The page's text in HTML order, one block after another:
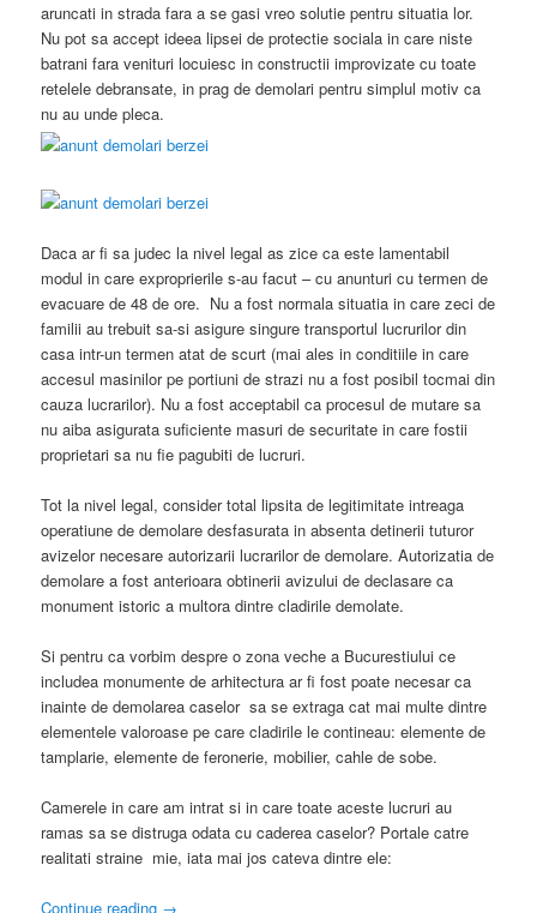
aruncati in strada fara a se gasi vreo solutie pentru situatia lor.
Nu pot sa accept ideea lipsei de protectie sociala in care niste
batrani fara venituri locuiesc in constructii improvizate cu toate
retelele debransate, in prag de demolari pentru simplul motiv ca
nu au unde pleca.
Daca ar fi sa judec la nivel legal as zice ca este lamentabil
modul in care exproprierile s-au facut – cu anunturi cu termen de
evacuare de 48 de ore. Nu a fost normala situatia in care zeci de
familii au trebuit sa-si asigure singure transportul lucrurilor din
casa intr-un termen atat de scurt (mai ales in conditiile in care
accesul masinilor pe portiuni de strazi nu a fost posibil tocmai din
cauza lucrarilor). Nu a fost acceptabil ca procesul de mutare sa
nu aiba asigurata suficiente masuri de securitate in care fostii
proprietari sa nu fie pagubiti de lucruri.
Tot la nivel legal, consider total lipsita de legitimitate intreaga
operatiune de demolare desfasurata in absenta detinerii tuturor
avizelor necesare autorizarii lucrarilor de demolare. Autorizatia de
demolare a fost anterioara obtinerii avizului de declasare ca
monument istoric a multora dintre cladirile demolate.
Si pentru ca vorbim despre o zona veche a Bucurestiului ce
includea monumente de arhitectura ar fi fost poate necesar ca
inainte de demolarea caselor sa se extraga cat mai multe dintre
elementele valoroase pe care cladirile le contineau: elemente de
tamplarie, elemente de feronerie, mobilier, cahle de sobe.
Camerele in care am intrat si in care toate aceste lucruri au
ramas sa se distruga odata cu caderea caselor? Portale catre
realitati straine mie, iata mai jos cateva dintre ele:
Continue reading →